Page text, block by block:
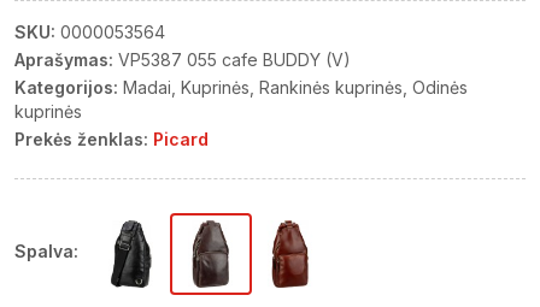
SKU: 0000053564
Aprašymas: VP5387 055 cafe BUDDY (V)
Kategorijos: Madai Kuprinės Rankinės kuprinės Odinės
kuprinės
Prekės ženklas: Picard
Spalva: